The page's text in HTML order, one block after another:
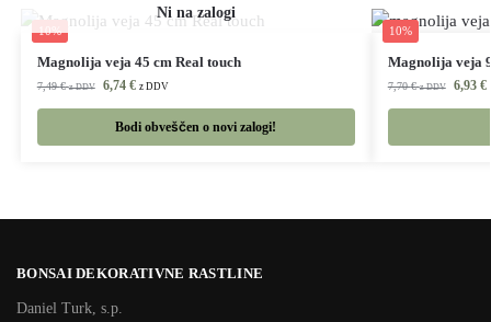
10%
Magnolija veja 45 cm Real touch
7,49€ z DDV 6,74 € z DDV
Bodi obveščen o novi zalogi!
10%
Magnolija veja
7,70€ z DDV 6,93 €
BONSAI DEKORATIVNE RASTLINE
Daniel Turk, s.p.